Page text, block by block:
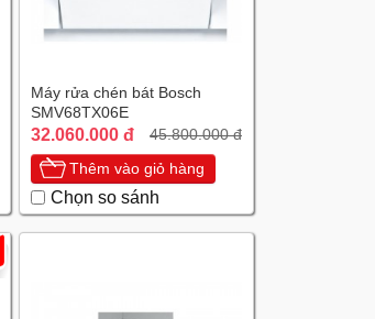
Máy rửa chén bát Bosch
SMV68TX06E
32.060.000 đ 45.800.000 đ
Thêm vào giỏ hàng
Chọn so sánh